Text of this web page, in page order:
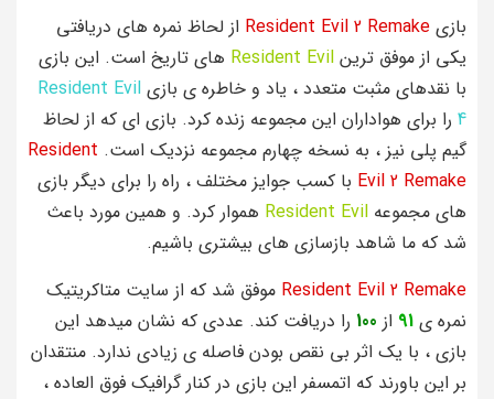
بازی Resident Evil 2 Remake از لحاظ نمره های دریافتی
یکی از موفق ترین Resident Evil های تاریخ است. این بازی
با نقدهای مثبت متعدد ، یاد و خاطره ی بازی Resident Evil
4 را برای هواداران این مجموعه زنده کرد. بازی ای که از لحاظ
گیم پلی نیز ، به نسخه چهارم مجموعه نزدیک است. Resident
Evil 2 Remake با کسب جوایز مختلف ، راه را برای دیگر بازی
های مجموعه Resident Evil هموار کرد. و همین مورد باعث
شد که ما شاهد بازسازی های بیشتری باشیم.
Resident Evil 2 Remake موفق شد که از سایت متاکریتیک
نمره ی 91 از 100 را دریافت کند. عددی که نشان میدهد این
بازی ، با یک اثر بی نقص بودن فاصله ی زیادی ندارد. منتقدان
بر این باورند که اتمسفر این بازی در کنار گرافیک فوق العاده ،